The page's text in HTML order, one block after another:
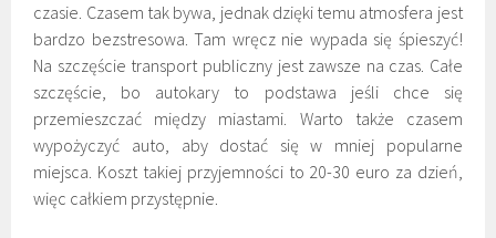
czasie. Czasem tak bywa, jednak dzięki temu atmosfera jest
bardzo bezstresowa. Tam wręcz nie wypada się śpieszyć!
Na szczęście transport publiczny jest zawsze na czas. Całe
szczęście, bo autokary to podstawa jeśli chce się
przemieszczać między miastami. Warto także czasem
wypożyczyć auto, aby dostać się w mniej popularne
miejsca. Koszt takiej przyjemności to 20-30 euro za dzień,
więc całkiem przystępnie.